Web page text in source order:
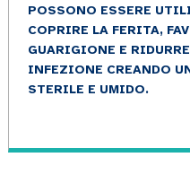
POSSONO ESSERE
COPRIRE LA FERITA,
GUARIGIONE E
INFEZIONE CREANDO
STERILE E UMIDO.